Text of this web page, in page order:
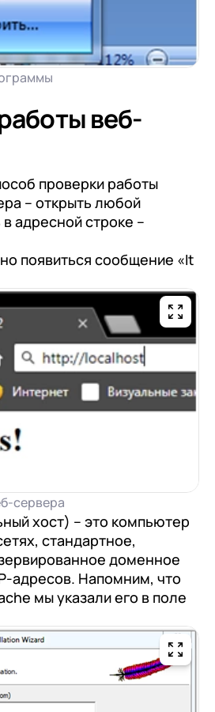
веб-
проверки работы
– открыть любой
в адресной строке –
появиться сообщение «It
сервера
хост) – это компьютер
стандартное,
доменное
адресов. Напомним, что
мы указали его в поле